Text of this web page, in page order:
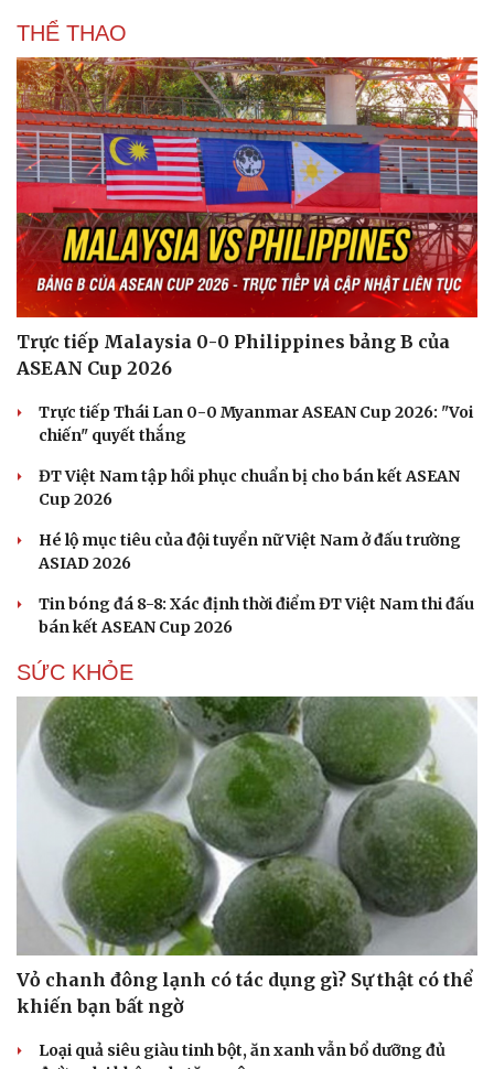
Du lịch
Tư vấn
Săn Tour
Câu chuyện thời sự
Kể chuyện cho bé
THỂ THAO
Trực tiếp Malaysia 0-0 Philippines bảng B của
ASEAN Cup 2026
Trực tiếp Thái Lan 0-0 Myanmar ASEAN Cup 2026: "Voi
chiến" quyết thắng
ĐT Việt Nam tập hồi phục chuẩn bị cho bán kết ASEAN
Cup 2026
Hé lộ mục tiêu của đội tuyển nữ Việt Nam ở đấu trường
ASIAD 2026
Tin bóng đá 8-8: Xác định thời điểm ĐT Việt Nam thi đấu
bán kết ASEAN Cup 2026
SỨC KHỎE
Vỏ chanh đông lạnh có tác dụng gì? Sự thật có thể
khiến bạn bất ngờ
Loại quả siêu giàu tinh bột, ăn xanh vẫn bổ dưỡng đủ